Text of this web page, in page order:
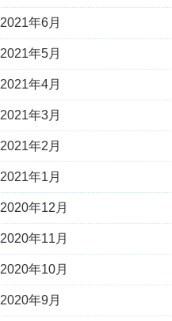
2021年6月
2021年5月
2021年4月
2021年3月
2021年2月
2021年1月
2020年12月
2020年11月
2020年10月
2020年9月